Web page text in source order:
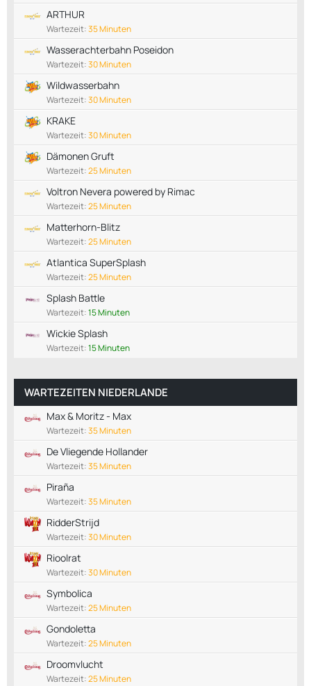
ARTHUR
Wartezeit:35 Minuten
Wasserachterbahn Poseidon
Wartezeit:30 Minuten
Wildwasserbahn
Wartezeit:30 Minuten
KRAKE
Wartezeit:30 Minuten
Dämonen Gruft
Wartezeit:25 Minuten
Voltron Nevera powered by Rimac
Wartezeit:25 Minuten
Matterhorn-Blitz
Wartezeit:25 Minuten
Atlantica SuperSplash
Wartezeit:25 Minuten
Splash Battle
Wartezeit:15 Minuten
Wickie Splash
Wartezeit:15 Minuten
WARTEZEITEN NIEDERLANDE
Max & Moritz - Max
Wartezeit:35 Minuten
De Vliegende Hollander
Wartezeit:35 Minuten
Piraña
Wartezeit:35 Minuten
RidderStrijd
Wartezeit:30 Minuten
Rioolrat
Wartezeit:30 Minuten
Symbolica
Wartezeit:25 Minuten
Gondoletta
Wartezeit:25 Minuten
Droomvlucht
Wartezeit:25 Minuten